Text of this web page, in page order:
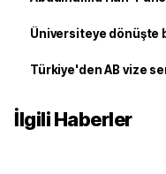
Üniversiteye dönüşte
Türkiye'den AB vize
İlgili Haberler